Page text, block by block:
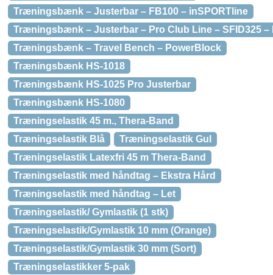
Træningsbænk – Justerbar – FB100 – inSPORTline
Træningsbænk – Justerbar – Pro Club Line – SFID325 –
Træningsbænk – Travel Bench – PowerBlock
Træningsbænk HS-1018
Træningsbænk HS-1025 Pro Justerbar
Træningsbænk HS-1080
Træningselastik 45 m., Thera-Band
Træningselastik Blå
Træningselastik Gul
Træningselastik Latexfri 45 m Thera-Band
Træningselastik med håndtag – Ekstra Hård
Træningselastik med håndtag – Let
Træningselastik/ Gymlastik (1 stk)
Træningselastik/Gymlastik 10 mm (Orange)
Træningselastik/Gymlastik 30 mm (Sort)
Træningselastikker 5-pak